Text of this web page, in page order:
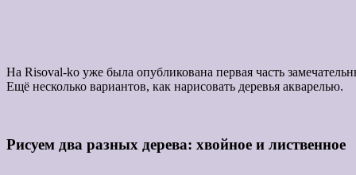
На Risoval-ko уже была опубликована первая часть
Ещё несколько вариантов, как нарисовать деревья акварелью.
Рисуем два разных дерева: хвойное и лиственное